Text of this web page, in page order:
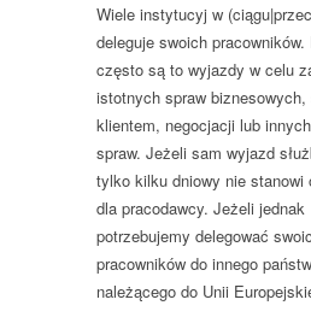
Wiele instytucyj w
deleguje swoich pracowników.
często są to wyjazdy w celu
istotnych spraw
klientem, negocjacji lub
spraw. Jeżeli sam wyjazd
tylko kilku dniowy nie stanowi
dla pracodawcy. Jeżeli jednak
potrzebujemy delegować
pracowników do innego
należącego do Unii